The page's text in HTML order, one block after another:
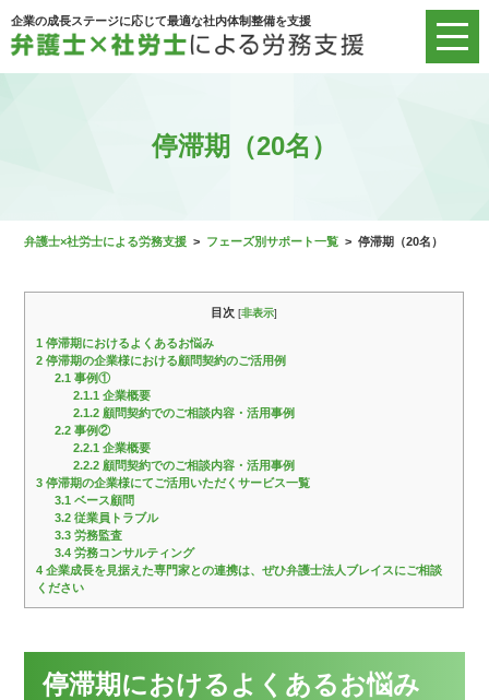
企業の成長ステージに応じて最適な社内体制整備を支援
停滞期（20名）
弁護士×社労士による労務支援 > フェーズ別サポート一覧 >停滞期（20名）
目次 [非表示]
1 停滞期におけるよくあるお悩み
2 停滞期の企業様における顧問契約のご活用例
2.1 事例①
2.1.1企業概要
2.1.2顧問契約でのご相談内容・活用事例
2.2 事例②
2.2.1企業概要
2.2.2顧問契約でのご相談内容・活用事例
3 停滞期の企業様にてご活用いただくサービス一覧
3.1 ベース顧問
3.2 従業員トラブル
3.3 労務監査
3.4 労務コンサルティング
4 企業成長を見据えた専門家との連携は、ぜひ弁護士法人ブレイスにご相談
ください
停滞期におけるよくあるお悩み